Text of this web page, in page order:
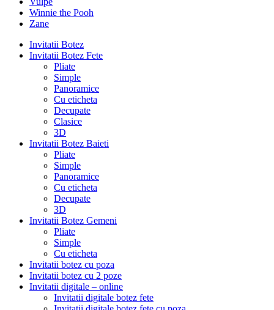
Winnie the Pooh
Zane
Invitatii Botez
Invitatii Botez Fete
Pliate
Simple
Panoramice
Cu eticheta
Decupate
Clasice
3D
Invitatii Botez Baieti
Pliate
Simple
Panoramice
Cu eticheta
Decupate
3D
Invitatii Botez Gemeni
Pliate
Simple
Cu eticheta
Invitatii botez cu poza
Invitatii botez cu 2 poze
Invitatii digitale – online
Invitatii digitale botez fete